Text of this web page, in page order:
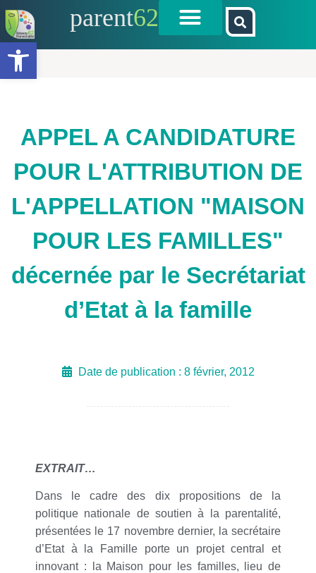
Ouvrir la barre d’outils
parent62
APPEL A CANDIDATURE
POUR L'ATTRIBUTION DE
L'APPELLATION "MAISON
POUR LES FAMILLES"
décernée par le Secrétariat
d’Etat à la famille
Date de publication : 8 février, 2012
EXTRAIT…
Dans le cadre des dix propositions de la
politique nationale de soutien à la parentalité,
présentées le 17 novembre dernier, la secrétaire
d’Etat à la Famille porte un projet central et
innovant : la Maison pour les familles, lieu de